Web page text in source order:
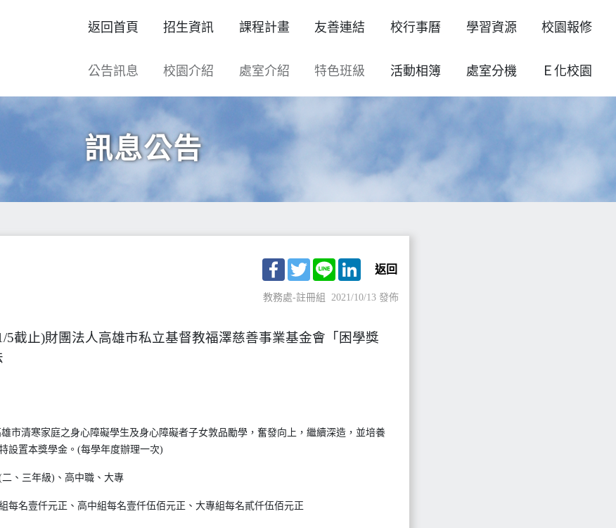
返回首頁 招生資訊 課程計畫 友善連結 校行事曆 學習資源 校園報修
公告訊息 校園介紹 處室介紹 特色班級 活動相簿 處室分機 Ｅ化校園
訊息公告
Facebook
TwitterLine LinkedIn
返回
教務處-註冊組 2021/10/13 發佈
5截止)財團法人高雄市私立基督教福澤慈善事業基金會「困學獎
市清寒家庭之身心障礙學生及身心障礙者子女敦品勵學，奮發向上，繼續深造，並培養
設置本獎學金。(每學年度辦理一次)
、三年級)、高中職、大專
每名壹仟元正、高中組每名壹仟伍佰元正、大專組每名貳仟伍佰元正